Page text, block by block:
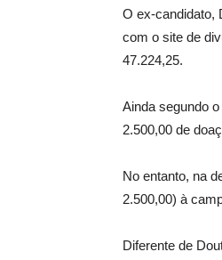
O ex-candidato,
com o site de
47.224,25.
Ainda segundo
2.500,00 de
No entanto, na
2.500,00) à
Diferente de